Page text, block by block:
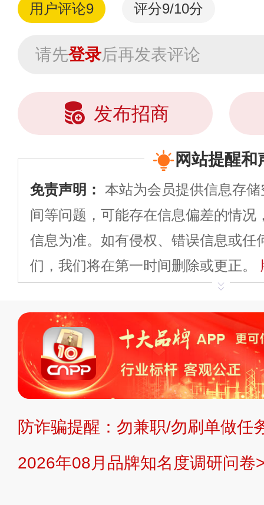
用户评论9 评分9/10分
请先登录后再发表评论
发布招商
网站提醒和
免责声明： 本站为会员提供信息存
间等问题，可能存在信息偏差的情况
信息为准。如有侵权、错误信息或任
们，我们将在第一时间删除或更正。
平台自有内容（文字
标、LOGO 等）知识产权归本站所
复制、转载、商用。本站不生产产
不代理、不招商、不提供中介服务。
持投资购买的观点或意见，页面信息
提交说明： 快速提交发布>> 提交品
防诈骗提醒：勿兼职/勿刷单做任
2026年08月品牌知名度调研问卷